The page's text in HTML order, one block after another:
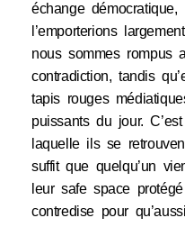
échange démocratique,
l’emporterions
nous sommes rompus
contradiction, tandis
tapis rouges
puissants du jour.
laquelle ils se
suffit que quelqu’un
leur safe space
contredise pour